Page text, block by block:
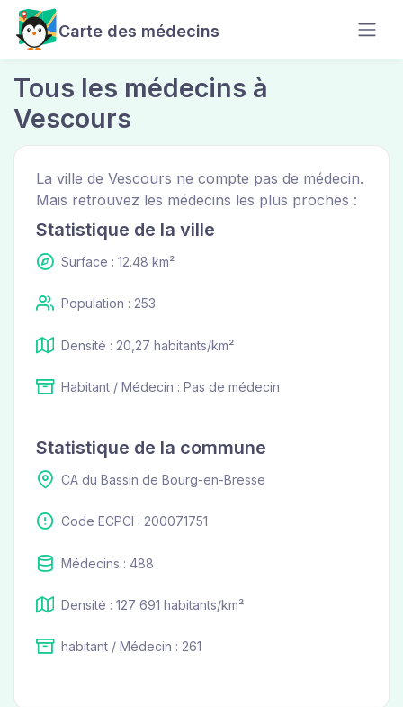
Carte des médecins
Tous les médecins à
Vescours
La ville de Vescours ne compte pas de médecin.
Mais retrouvez les médecins les plus proches :
Statistique de la ville
Surface : 12.48 km²
Population : 253
Densité : 20,27 habitants/km²
Habitant / Médecin : Pas de médecin
Statistique de la commune
CA du Bassin de Bourg-en-Bresse
Code ECPCI : 200071751
Médecins : 488
Densité : 127 691 habitants/km²
habitant / Médecin : 261